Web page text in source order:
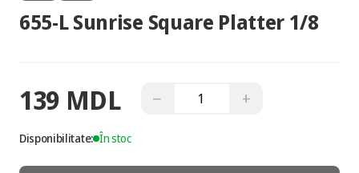
655-L Sunrise Square Platter 1/8
139 MDL − +
Disponibilitate: În stoc